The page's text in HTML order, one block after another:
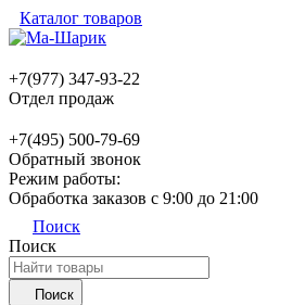
Каталог товаров
+7(977) 347-93-22
Отдел продаж
+7(495) 500-79-69
Обратный звонок
Режим работы:
Обработка заказов с 9:00 до 21:00
Поиск
Поиск
Поиск